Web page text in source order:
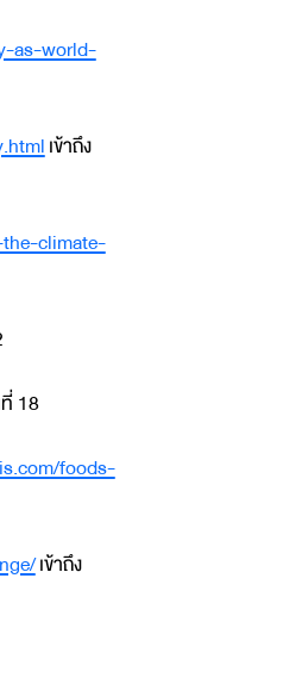
as-world-
เข้าถึง
climate-
18
foods-
เข้าถึง